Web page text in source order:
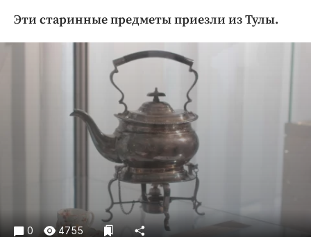
Культура
Недвижимость и ЖКХ
Образование
Погода
Праздники
Происшествия
Экономика и бизнес
ПРОЕКТЫ
Эти старинные предметы приезли из Тулы.
0 4755